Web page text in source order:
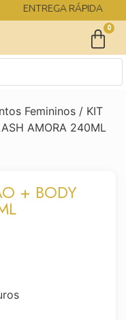
ENTREGA RÁPIDA
0
Femininos / KIT
AMORA 240ML
+ BODY